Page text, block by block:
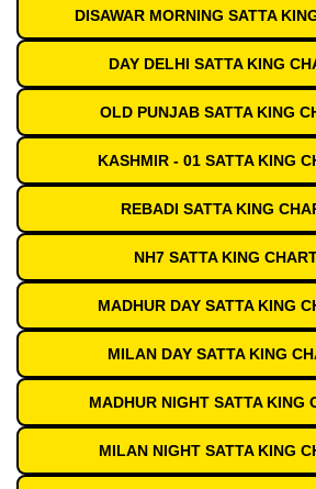
DISAWAR MORNING SATTA
DAY DELHI SATTA KING
OLD PUNJAB SATTA KING
KASHMIR - 01 SATTA KING
REBADI SATTA KING
NH7 SATTA KING
MADHUR DAY SATTA KING
MILAN DAY SATTA KING
MADHUR NIGHT SATTA KING
MILAN NIGHT SATTA KING